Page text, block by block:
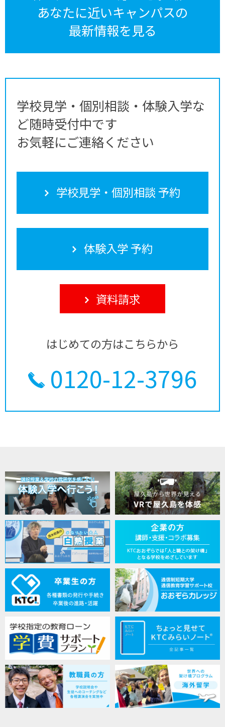
あなたに近いキャンパスの
最新情報を見る
学校見学・個別相談・体験入学な
ど随時受付中です
お気軽にご連絡ください
学校見学・個別相談 予約
体験入学 予約
資料請求
はじめての方はこちらから
0120-12-3796